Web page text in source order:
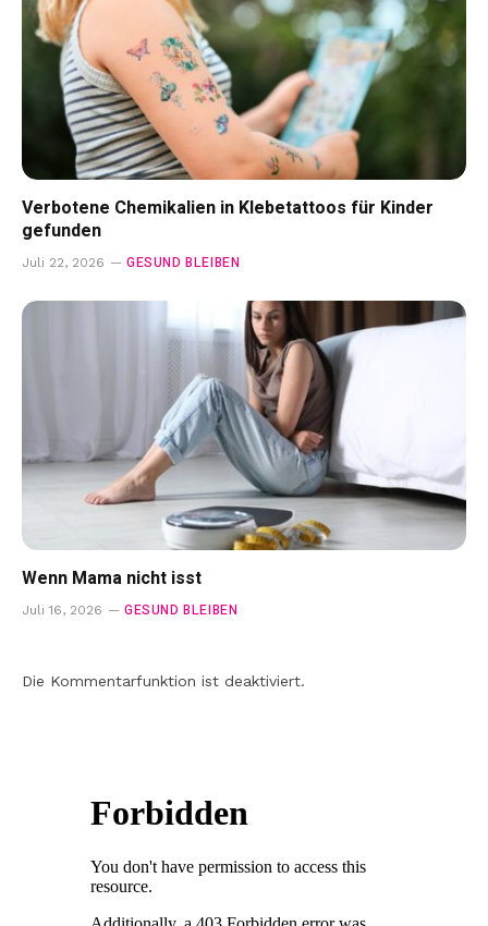
Verbotene Chemikalien in Klebetattoos für Kinder
gefunden
Juli 22, 2026 GESUND BLEIBEN
Wenn Mama nicht isst
Juli 16, 2026 GESUND BLEIBEN
Die Kommentarfunktion ist deaktiviert.